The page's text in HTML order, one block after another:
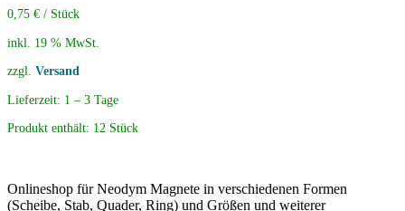
0,75 € / Stück
inkl. 19 % MwSt.
zzgl. Versand
Lieferzeit: 1 – 3 Tage
Produkt enthält: 12 Stück
Onlineshop für Neodym Magnete in verschiedenen Formen
(Scheibe, Stab, Quader, Ring) und Größen und weiterer